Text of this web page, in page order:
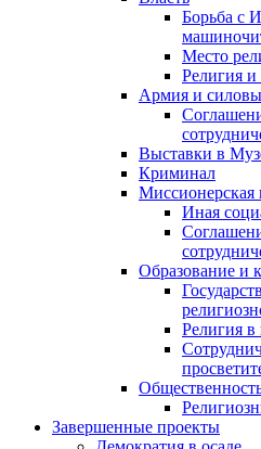
Борьба с
Место
Религия и
Армия и
Выставки в
Криминал
Миссионерская
Иная
Образование и
Религия в
Завершенные проекты